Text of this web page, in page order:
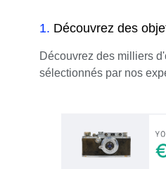
1. Découvrez des
Découvrez des milliers
sélectionnés par nos